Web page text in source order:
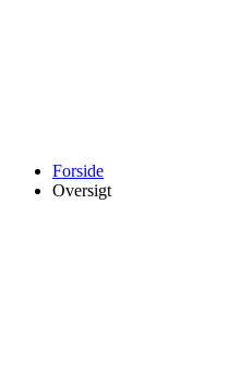
Forside
Oversigt